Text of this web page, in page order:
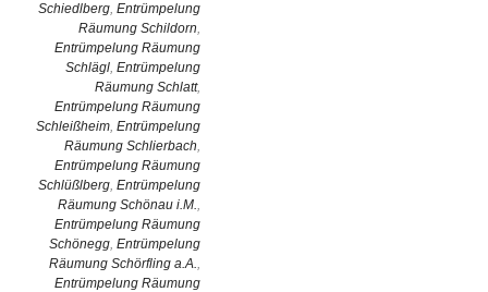
Schiedlberg, Entrümpelung
Räumung Schildorn,
Entrümpelung Räumung
Schlägl, Entrümpelung
Räumung Schlatt,
Entrümpelung Räumung
Schleißheim, Entrümpelung
Räumung Schlierbach,
Entrümpelung Räumung
Schlüßlberg, Entrümpelung
Räumung Schönau i.M.,
Entrümpelung Räumung
Schönegg, Entrümpelung
Räumung Schörfling a.A.,
Entrümpelung Räumung